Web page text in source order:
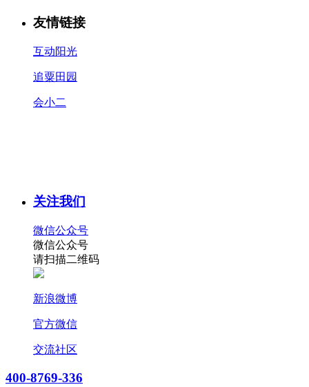
友情链接
互动阳光
追粟田园
会小二
关注我们
微信公众号
微信公众号
请扫描二维码
新浪微博
官方微信
交流社区
400-8769-336